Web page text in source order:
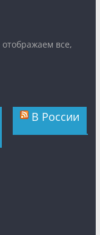
все,
В России